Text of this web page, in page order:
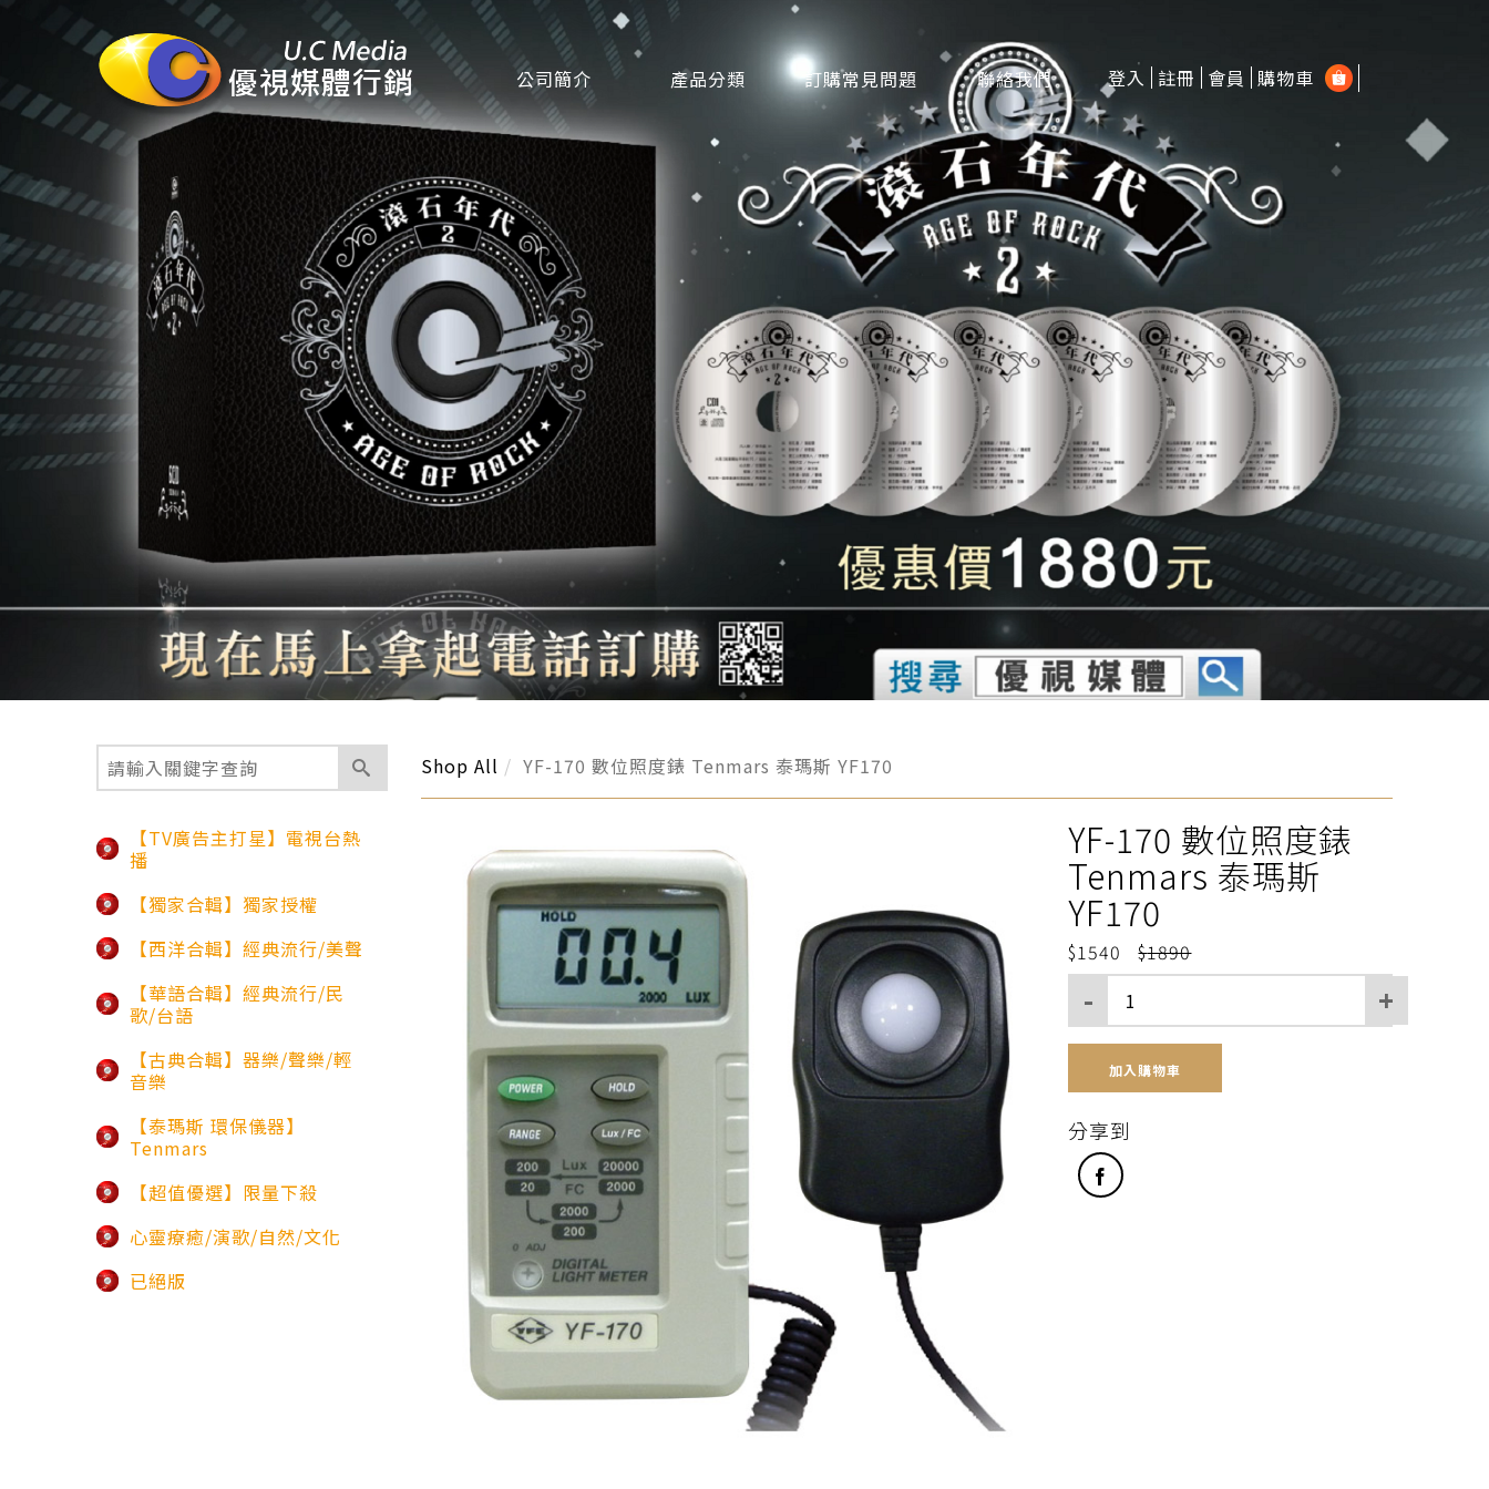
公司簡介 產品分類 訂購常見問題 聯絡我們 登入 註冊 會員 購物車
【TV廣告主打星】電視台熱
播
【獨家合輯】獨家授權
【西洋合輯】經典流行/美聲
【華語合輯】經典流行/民
歌/台語
【古典合輯】器樂/聲樂/輕
音樂
【泰瑪斯 環保儀器】
Tenmars
【超值優選】限量下殺
心靈療癒/演歌/自然/文化
已絕版
Shop All YF-170 數位照度錶 Tenmars 泰瑪斯 YF170
YF-170 數位照度錶
Tenmars 泰瑪斯
YF170
1540 1890
加入購物車
分享到